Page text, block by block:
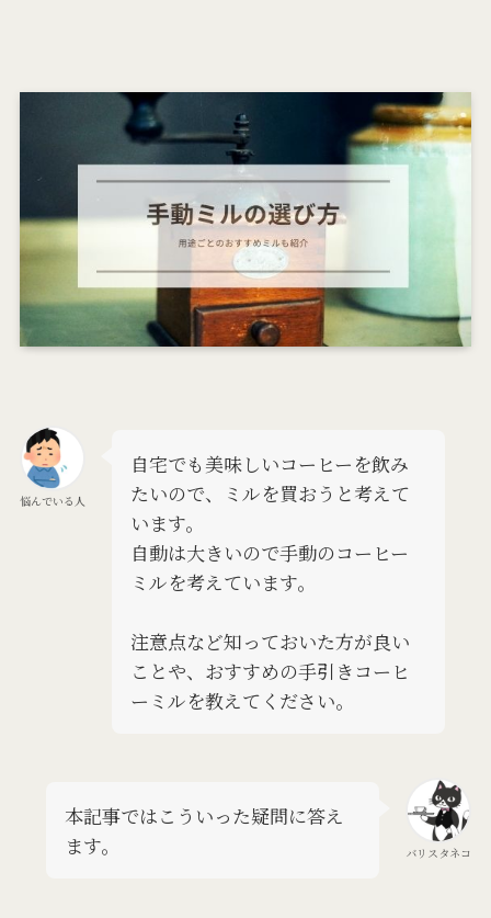
悩んでいる人
自宅でも美味しいコーヒーを飲み
たいので、ミルを買おうと考えて
います。
自動は大きいので手動のコーヒー
ミルを考えています。
注意点など知っておいた方が良い
ことや、おすすめの手引きコーヒ
ーミルを教えてください。
バリスタネコ
本記事ではこういった疑問に答え
ます。